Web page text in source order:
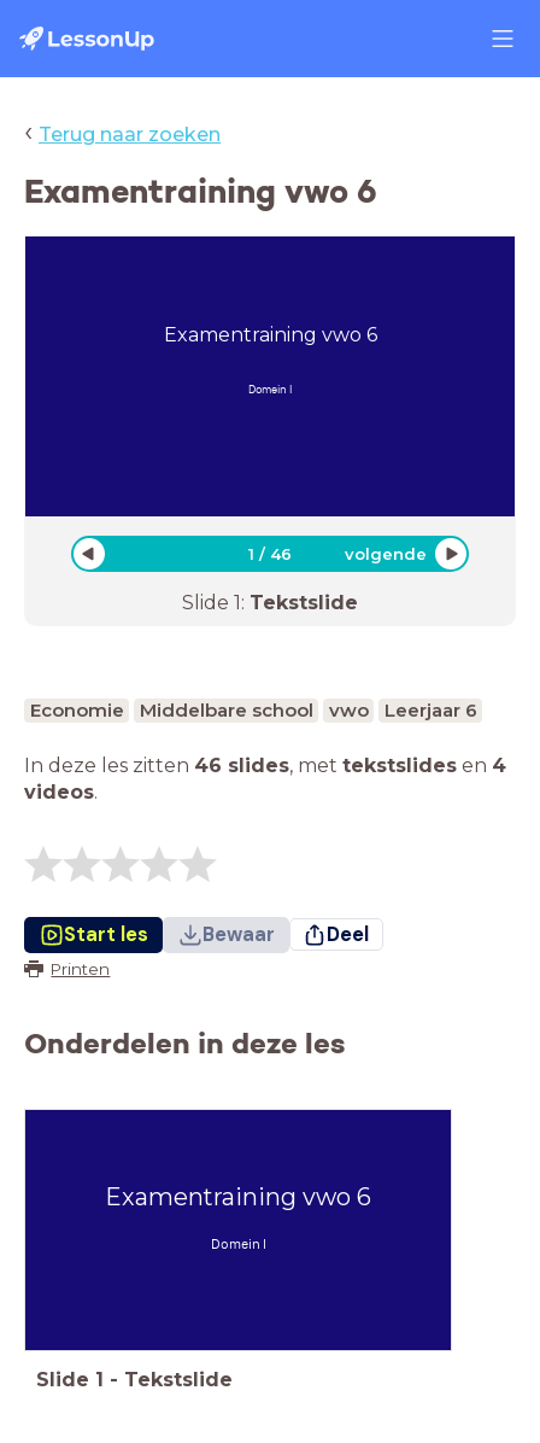
‹ Terug naar zoeken
Examentraining vwo 6
Examentraining vwo 6
Domein I
1 / 46 volgende
Slide 1: Tekstslide
Economie Middelbare school vwo Leerjaar 6
In deze les zitten 46 slides, met tekstslides en 4
videos.
Start les Bewaar Deel
Printen
Onderdelen in deze les
Examentraining vwo 6
Domein I
Slide 1 - Tekstslide